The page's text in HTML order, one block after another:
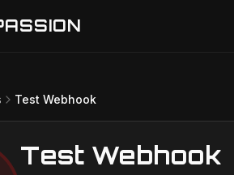
Test Webhook
Test Webhook